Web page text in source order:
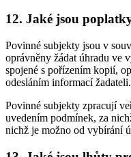
12. Jaké jsou
Povinné subjekty jsou v
oprávněny žádat úhradu ve
spojené s pořízením kopií,
odesláním informací žadateli.
Povinné subjekty zpracují
uvedením podmínek, za
nichž je možno od vybírání